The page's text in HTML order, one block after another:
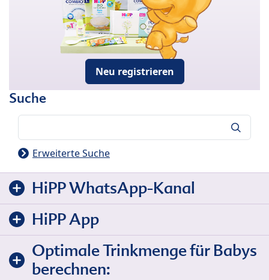
Neu registrieren
Suche
Erweiterte Suche
HiPP WhatsApp-Kanal
HiPP App
Optimale Trinkmenge für Babys
berechnen: